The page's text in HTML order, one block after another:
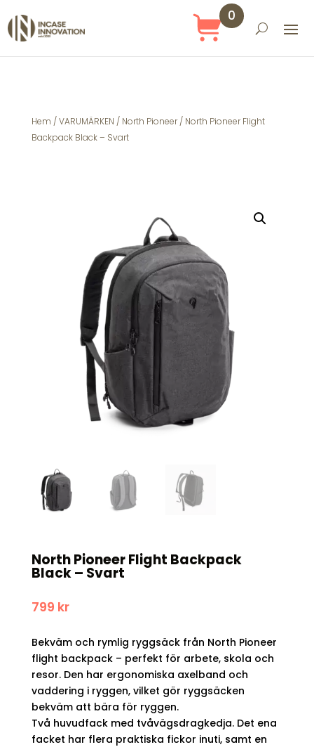
0
Hem /VARUMÄRKEN / North Pioneer/ North Pioneer Flight
Backpack Black – Svart
North Pioneer Flight Backpack
Black – Svart
799 kr
Bekväm och rymlig ryggsäck från North Pioneer
flight backpack – perfekt för arbete, skola och
resor. Den har ergonomiska axelband och
vaddering i ryggen, vilket gör ryggsäcken
bekväm att bära för ryggen.
Två huvudfack med tvåvägsdragkedja. Det ena
facket har flera praktiska fickor inuti, samt en